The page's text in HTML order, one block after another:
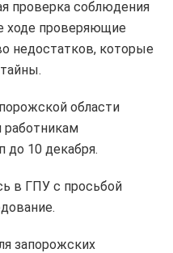
проверка соблюдения
ходе проверяющие
недостатков, которые
области
до 10 декабря.
в ГПУ с просьбой
запорожских